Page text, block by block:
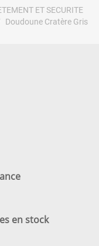
ET SECURITE
Doudoune Cratère Gris
en stock